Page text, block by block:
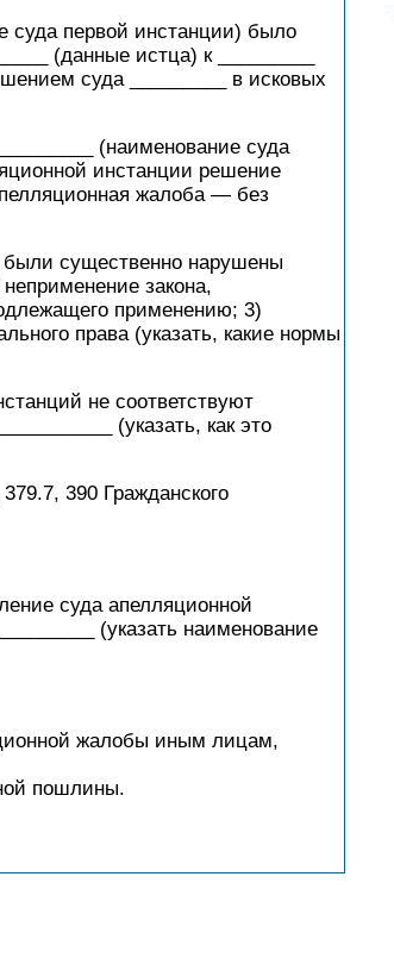
суда первой инстанции) было
(данные истца) к _________
суда _________ в исковых
(наименование суда
инстанции решение
жалоба — без
были существенно нарушены
закона,
применению; 3)
права (указать, какие нормы
не соответствуют
(указать, как это
390 Гражданского
суда апелляционной
(указать наименование
жалобы иным лицам,
пошлины.